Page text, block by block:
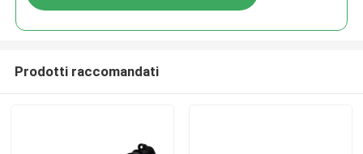
Prodotti raccomandati